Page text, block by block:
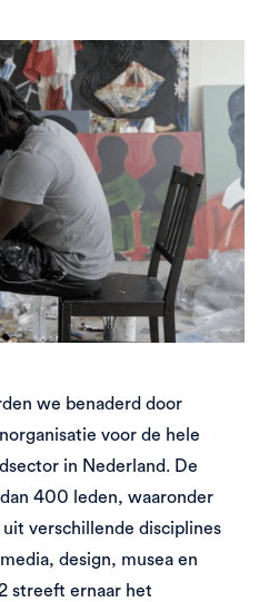
we benaderd door
voor de hele
in Nederland. De
400 leden, waaronder
verschillende disciplines
design, musea en
streeft ernaar het